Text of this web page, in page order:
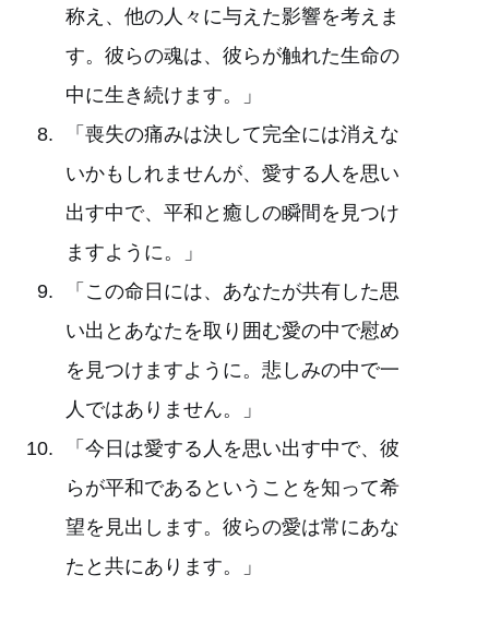
称え、他の人々に与えた影響を考えま
す。彼らの魂は、彼らが触れた生命の
中に生き続けます。」
「喪失の痛みは決して完全には消えな
いかもしれませんが、愛する人を思い
出す中で、平和と癒しの瞬間を見つけ
ますように。」
「この命日には、あなたが共有した思
い出とあなたを取り囲む愛の中で慰め
を見つけますように。悲しみの中で一
人ではありません。」
「今日は愛する人を思い出す中で、彼
らが平和であるということを知って希
望を見出します。彼らの愛は常にあな
たと共にあります。」